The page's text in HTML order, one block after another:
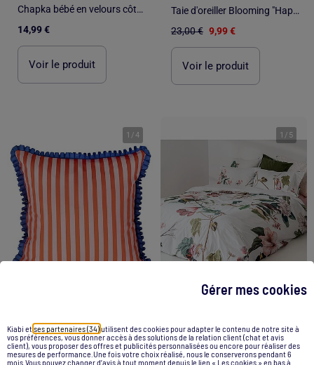
Gérer mes cookies
Kiabi et ses partenaires (34)utilisent des cookies pour adapter le contenu de notre site à
vos préférences, vous donner accès à des solutions de la relation client (chat et avis
client), vous proposer des offres et publicités personnalisées ou encore pour réaliser des
mesures de performance.Une fois votre choix réalisé, nous le conserverons pendant 6
mois.Vous pouvez changer d’avis à tout moment depuis le lien « Les cookies » en bas à
Chapka bébé en velours côtelé Bloom
14,99 €
Voir le produit
Taie d'oreiller Blooming "Happyfriday
23,00 € 9,99 €
Voir le produit
1 /4
Housse de coussin décoratif Bloom play "Happyfriday
34,00 € 18,99 €
1 / 5
89,00 € 35,99 €